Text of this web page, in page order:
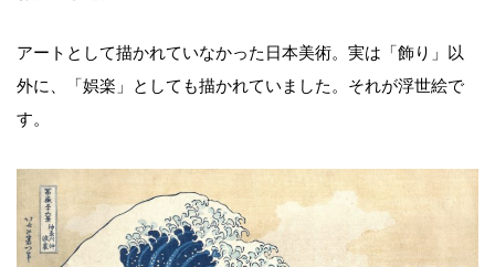
アートとして描かれていなかった日本美術。実は「飾り」以
外に、「娯楽」としても描かれていました。それが浮世絵で
す。